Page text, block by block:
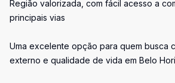
Região valorizada, com fácil acesso a
principais vias
Uma excelente opção para quem busca
externo e qualidade de vida em Belo